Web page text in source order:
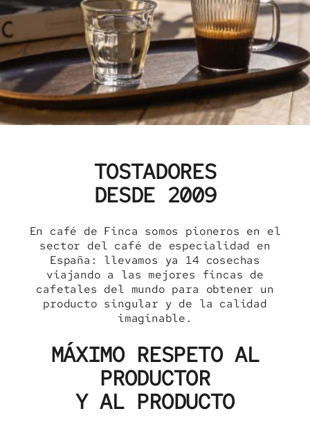
TOSTADORES
DESDE 2009
En café de Finca somos pioneros en el
sector del café de especialidad en
España: llevamos ya 14 cosechas
viajando a las mejores fincas de
cafetales del mundo para obtener un
producto singular y de la calidad
imaginable.
MÁXIMO RESPETO AL
PRODUCTOR
Y AL PRODUCTO